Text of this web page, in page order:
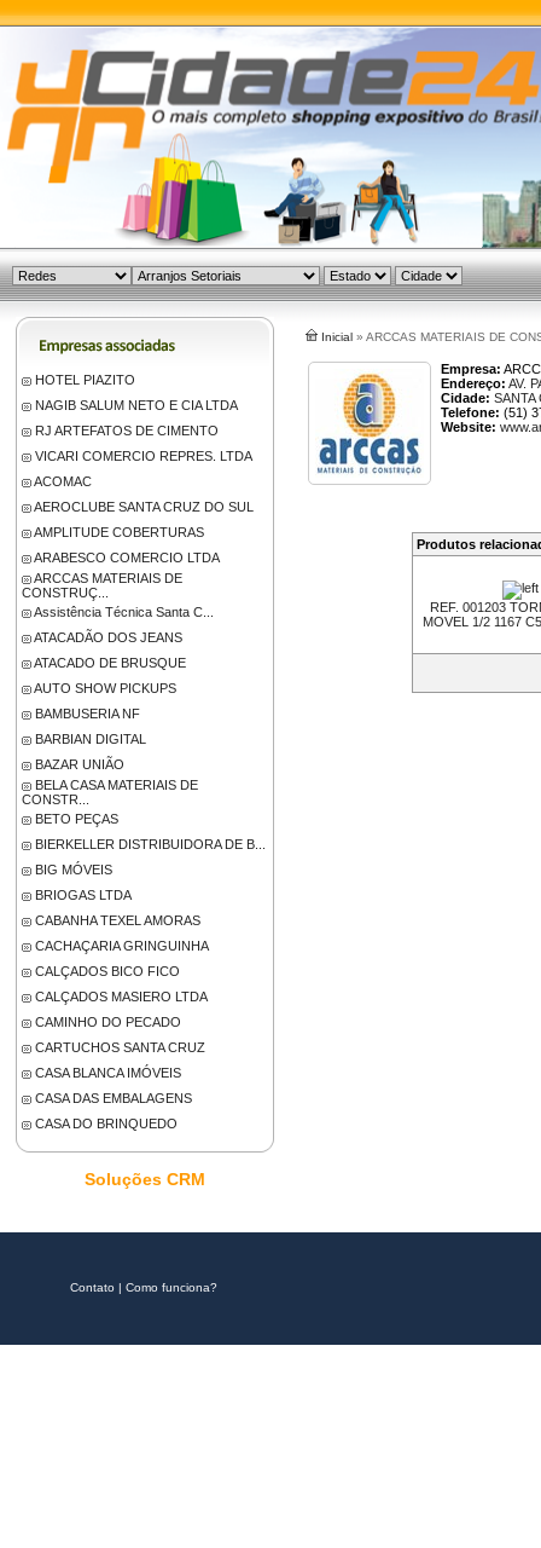
HOTEL PIAZITO
NAGIB SALUM NETO E CIA LTDA
RJ ARTEFATOS DE CIMENTO
VICARI COMERCIO REPRES. LTDA
ACOMAC
AEROCLUBE SANTA CRUZ DO SUL
AMPLITUDE COBERTURAS
ARABESCO COMERCIO LTDA
ARCCAS MATERIAIS DE
CONSTRUÇ...
Assistência Técnica Santa C...
ATACADÃO DOS JEANS
ATACADO DE BRUSQUE
AUTO SHOW PICKUPS
BAMBUSERIA NF
BARBIAN DIGITAL
BAZAR UNIÃO
BELA CASA MATERIAIS DE
CONSTR...
BETO PEÇAS
BIERKELLER DISTRIBUIDORA DE B...
BIG MÓVEIS
BRIOGAS LTDA
CABANHA TEXEL AMORAS
CACHAÇARIA GRINGUINHA
CALÇADOS BICO FICO
CALÇADOS MASIERO LTDA
CAMINHO DO PECADO
CARTUCHOS SANTA CRUZ
CASA BLANCA IMÓVEIS
CASA DAS EMBALAGENS
CASA DO BRINQUEDO
Soluções CRM
Inicial » ARCCAS MATERIAIS DE
Empresa:
Endereço: AV.
Cidade: SANTA
Telefone: (51)
Website:
Produtos
REF. 001203
MOVEL 1/2 1167
Contato | Como funciona?